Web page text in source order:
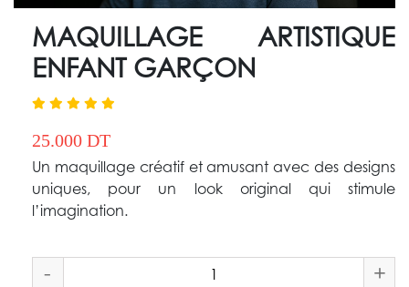
MAQUILLAGE ARTISTIQUE
ENFANT GARÇON
25.000 DT
Un maquillage créatif et amusant avec des designs
uniques, pour un look original qui stimule
l’imagination.
- +